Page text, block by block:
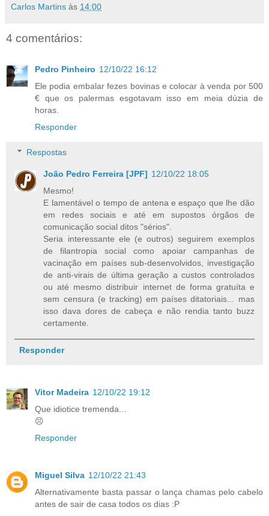
Carlos Martins às 14:00
4 comentários:
Pedro Pinheiro 12/10/22 16:12
Ele podia embalar fezes bovinas e colocar à venda por 500
€ que os palermas esgotavam isso em meia dúzia de
horas.
Responder
Respostas
João Pedro Ferreira [JPF] 12/10/22 18:05
Mesmo!
E lamentável o tempo de antena e espaço que lhe dão
em redes sociais e até em supostos órgãos de
comunicação social ditos "sérios".
Seria interessante ele (e outros) seguirem exemplos
de filantropia social como apoiar campanhas de
vacinação em países sub-desenvolvidos, investigação
de anti-virais de última geração a custos controlados
ou até mesmo distribuir internet de forma gratuíta e
sem censura (e tracking) em países ditatoriais... mas
isso dava dores de cabeça e não rendia tanto buzz
certamente.
Responder
Vitor Madeira 12/10/22 19:12
Que idiotice tremenda...
😣
Responder
Miguel Silva 12/10/22 21:43
Alternativamente basta passar o lança chamas pelo cabelo
antes de sair de casa todos os dias :P